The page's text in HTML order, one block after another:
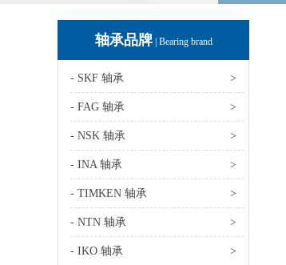
轴承品牌| Bearing brand
- SKF 轴承 >
- FAG 轴承 >
- NSK 轴承 >
- INA 轴承 >
- TIMKEN 轴承 >
- NTN 轴承 >
- IKO 轴承 >